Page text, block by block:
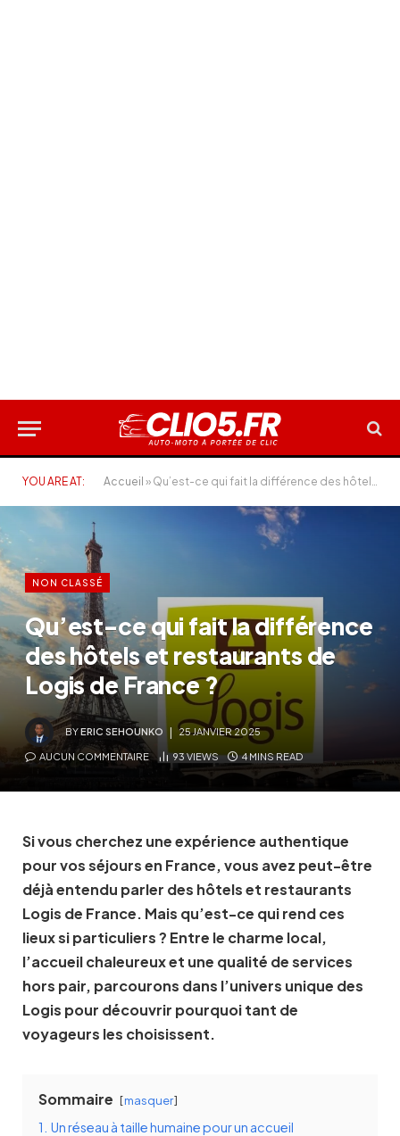
YOU ARE AT: Accueil » Qu’est-ce qui fait la différence des hôtels et restaurants de Logis de France ?
NON CLASSÉ
Qu’est-ce qui fait la différence
des hôtels et restaurants de
Logis de France ?
BYERIC SEHOUNKO 25 JANVIER 2025
AUCUN COMMENTAIRE 93VIEWS 4 MINS READ
Si vous cherchez une expérience authentique
pour vos séjours en France, vous avez peut-être
déjà entendu parler des hôtels et restaurants
Logis de France. Mais qu’est-ce qui rend ces
lieux si particuliers ? Entre le charme local,
l’accueil chaleureux et une qualité de services
hors pair, parcourons dans l’univers unique des
Logis pour découvrir pourquoi tant de
voyageurs les choisissent.
Sommaire masquer
1. Un réseau à taille humaine pour un accueil